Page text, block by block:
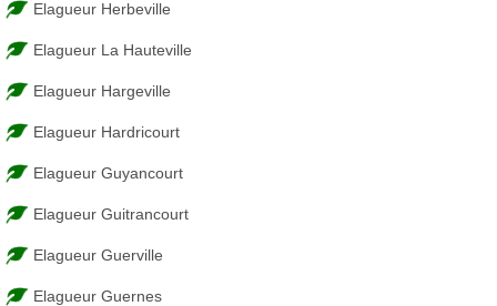
Elagueur Herbeville
Elagueur La Hauteville
Elagueur Hargeville
Elagueur Hardricourt
Elagueur Guyancourt
Elagueur Guitrancourt
Elagueur Guerville
Elagueur Guernes